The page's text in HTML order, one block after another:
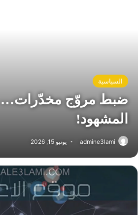
السياسية
ضبط مروّج مخدّرات…
المشهود!
admine3lami يونيو 15, 2026